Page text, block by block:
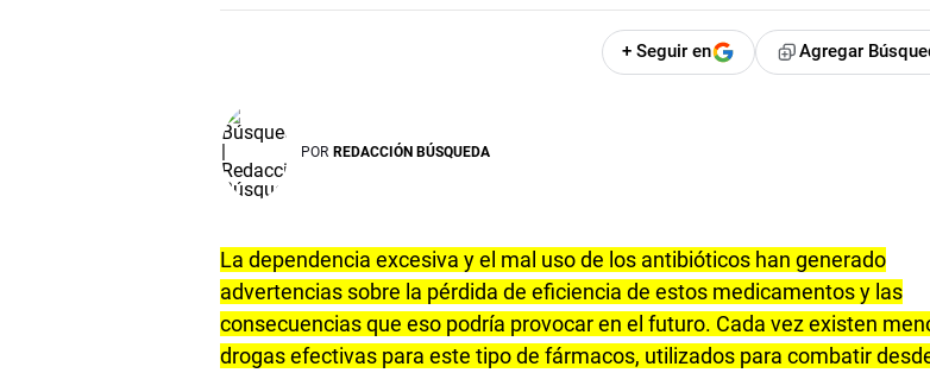
+ Seguir en Agregar
POR REDACCIÓN BÚSQUEDA
La dependencia excesiva y el mal uso de los antibióticos han generado
advertencias sobre la pérdida de eficiencia de estos medicamentos y las
consecuencias que eso podría provocar en el futuro. Cada vez existen
drogas efectivas para este tipo de fármacos, utilizados para combatir